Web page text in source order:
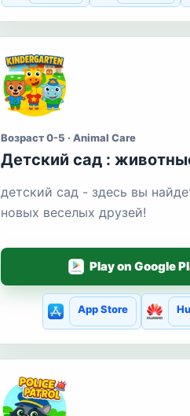
Возраст 0-5 · Animal Care
Детский сад :
детский сад - здесь вы
новых веселых друзей!
Play on Google
App Store